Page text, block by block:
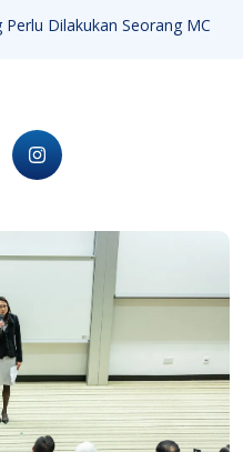
Perlu Dilakukan Seorang MC